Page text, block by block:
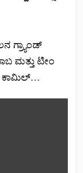
ಗ್ರ್ಯಾಂಡ್
ಮತ್ತು ಟೀಂ
ಕಾಮಿಲ್…